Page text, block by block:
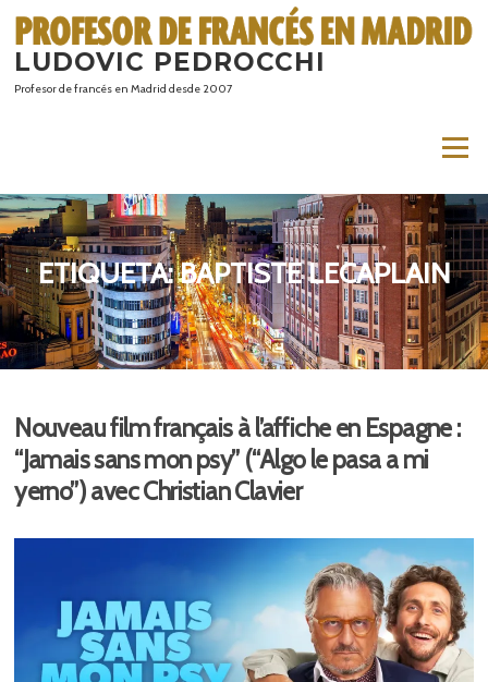
contenido
LUDOVIC PEDROCCHI
Profesor de francés en Madrid desde 2007
Menú
ETIQUETA:BAPTISTE LECAPLAIN
Nouveau film français à l’affiche en Espagne :
“Jamais sans mon psy” (“Algo le pasa a mi
yerno”) avec Christian Clavier